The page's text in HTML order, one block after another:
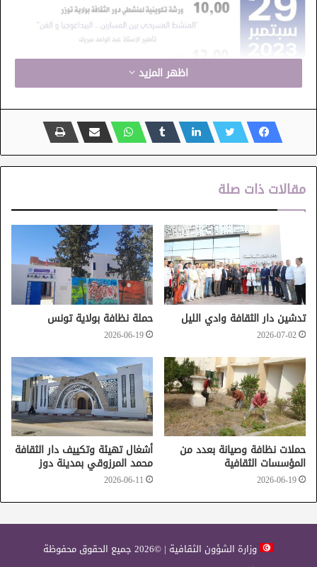
توزر مركز الفنون الدرامية والركحية
اظهر المزيد
مقالات ذات صلة
تدشين دار الثقافة وادي الليل
2026-07-02
حملة نظافة بولاية تونس
2026-06-19
حملات نظافة وصيانة بعدد من
المؤسسات الثقافية
2026-06-19
أشغال تهيئة وتكييف دار الثقافة
محمد المرزوقي بمدينة دوز
2026-06-11
وزارة الشؤون الثقافية | ©2026 جميع الحقوق محفوظة